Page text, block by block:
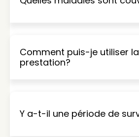
Comment puis-je utiliser la
prestation?
Y a-t-il une période de